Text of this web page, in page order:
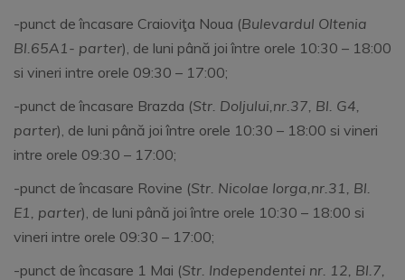
-punct de încasare Craioviţa Noua (Bulevardul Oltenia
Bl.65A1- parter), de luni până joi între orele 10:30 – 18:00
si vineri intre orele 09:30 – 17:00;
-punct de încasare Brazda (Str. Doljului,nr.37, Bl. G4,
parter), de luni până joi între orele 10:30 – 18:00 si vineri
intre orele 09:30 – 17:00;
-punct de încasare Rovine (Str. Nicolae Iorga,nr.31, Bl.
E1, parter), de luni până joi între orele 10:30 – 18:00 si
vineri intre orele 09:30 – 17:00;
-punct de încasare 1 Mai (Str. Independentei nr. 12, Bl.7,